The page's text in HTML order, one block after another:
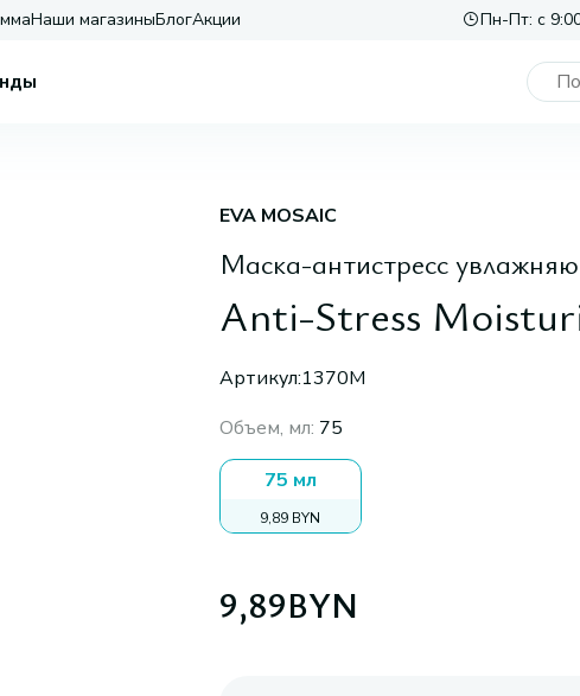
Наши магазиныБлогАкции Пн-Пт: с
EVA MOSAIC
Маска-антистресс
Anti-Stress
Артикул:1370М
Объем, мл: 75
75 мл
9,89 BYN
9,89BYN